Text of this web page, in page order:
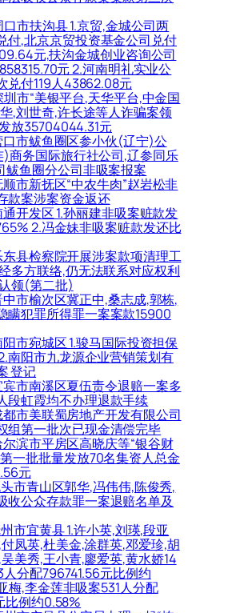
市扶沟县 1.京贸,金城公司两
付,北京京贸投资基金公司兑付
元,扶沟金城创业咨询公司
元 2.河南明礼实业公
兑付119人43862.08元
市“美银平台,天华平台,中金国
,刘世奇,许长途等人诈骗案领
放35704044.31元
口市鲅鱼圈区参小伙(辽宁)公
商务国际旅行社公司,辽参同乐
鲅鱼圈分公司非吸案报案
市新抚区“中农牛肉”赵岩松非
款案涉案资金返还
开发区 1.孙丽建非吸案赃款发
2.冯金妹非吸案赃款发还比
县检察院开展涉案款项清理工
多方联络,仍无法联系对应权利
领(第二批)
市榆次区冀正中,桑志成,郭栋,
瞒犯罪所得罪一案案款15900
市宛城区 1.骏马国际投资担保
南阳市九龙源企业营销策划有
登记
市南溪区夏伍责令退赔一案多
段虹霞均不办理退款手续
市美联蜀房地产开发有限公司
组第一批次已现金清偿完毕
滨市平房区高晓庆等“银谷财
一批批量发放70名集资人总金
元
市青山区郭华,冯伟伟,陈俊秀,
收公众存款罪一案退赔名单及
市宜黄县 1.许小英,刘瑛,段亚
凤英,杜美金,涂群英,邓爱珍,胡
美秀,王小青,廖爱英,黄水娇14
分配796741.56元比例约
梅,李金莲非吸案531人分配
比例约0.58%